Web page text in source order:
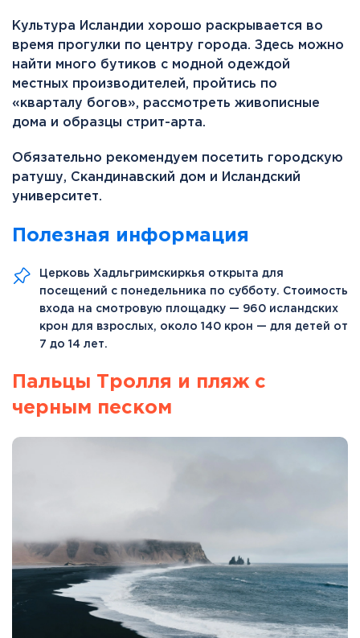
Культура Исландии хорошо раскрывается во
время прогулки по центру города. Здесь можно
найти много бутиков с модной одеждой
местных производителей, пройтись по
«кварталу богов», рассмотреть живописные
дома и образцы стрит-арта.
Обязательно рекомендуем посетить городскую
ратушу, Скандинавский дом и Исландский
университет.
Полезная информация
Церковь Хадльгримскиркья открыта для
посещений с понедельника по субботу. Стоимость
входа на смотровую площадку — 960 исландских
крон для взрослых, около 140 крон — для детей от
7 до 14 лет.
Пальцы Тролля и пляж с
черным песком